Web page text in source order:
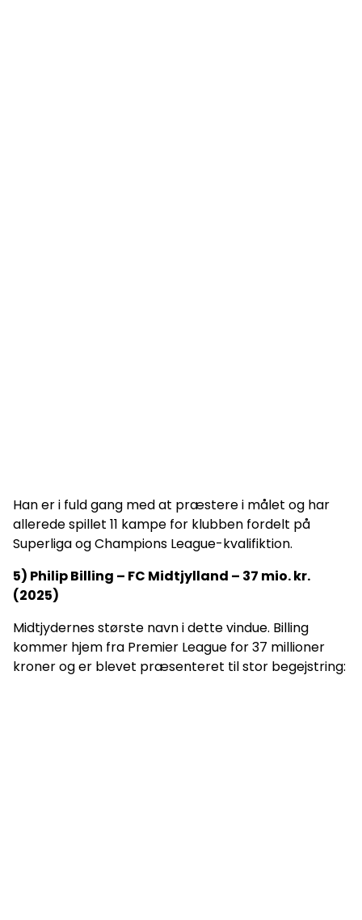
Han er i fuld gang med at præstere i målet og har
allerede spillet 11 kampe for klubben fordelt på
Superliga og Champions League-kvalifiktion.
5) Philip Billing – FC Midtjylland – 37 mio. kr.
(2025)
Midtjydernes største navn i dette vindue. Billing
kommer hjem fra Premier League for 37 millioner
kroner og er blevet præsenteret til stor begejstring: